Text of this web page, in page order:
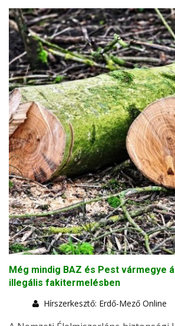
Még mindig BAZ és Pest vármegye
illegális fakitermelésben
Hírszerkesztő: Erdő-Mező Online